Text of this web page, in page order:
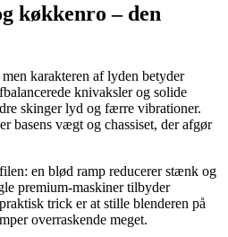
køkkenro – den
karakteren af lyden betyder
knivaksler og solide
skinger lyd og færre vibrationer.
basens vægt og chassiset, der afgør
en blød ramp reducerer stænk og
premium-maskiner tilbyder
trick er at stille blenderen på
overraskende meget.